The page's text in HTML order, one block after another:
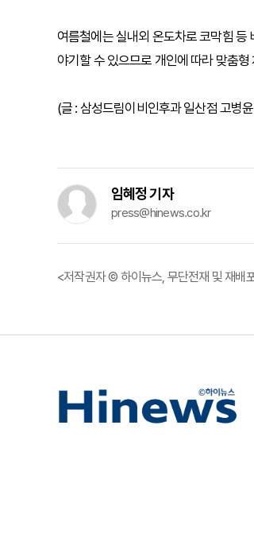
여름철에는 실내외 온도차로 코막힘 등
야기할 수 있으므로 개인에 따라 맞춤
(글 : 삼성드림이비인후과 일산점 고병
임혜정 기자
press@hinews.co.kr
<저작권자 © 하이뉴스, 무단전재 및 재배